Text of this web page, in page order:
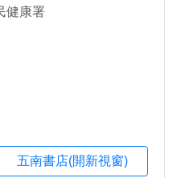
健康署
五南書店(開新視窗)